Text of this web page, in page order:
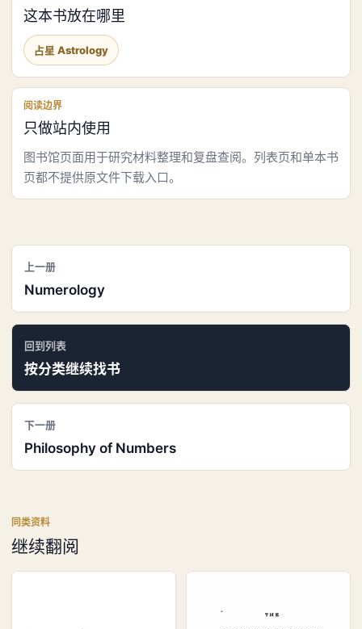
这本书放在哪里
占星 Astrology
阅读边界
只做站内使用
图书馆页面用于研究材料整理和复盘查阅。列表页和单本书
页都不提供原文件下载入口。
上一册
Numerology
回到列表
按分类继续找书
下一册
Philosophy of Numbers
同类资料
继续翻阅